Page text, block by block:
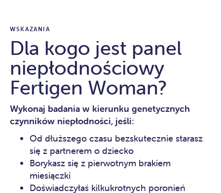
WSKAZANIA
Dla kogo jest panel
niepłodnościowy
Fertigen Woman?
Wykonaj badania w kierunku genetycznych
czynników niepłodności, jeśli:
Od dłuższego czasu bezskutecznie starasz
się z partnerem o dziecko
Borykasz się z pierwotnym brakiem
miesiączki
Doświadczyłaś kilkukrotnych poronień